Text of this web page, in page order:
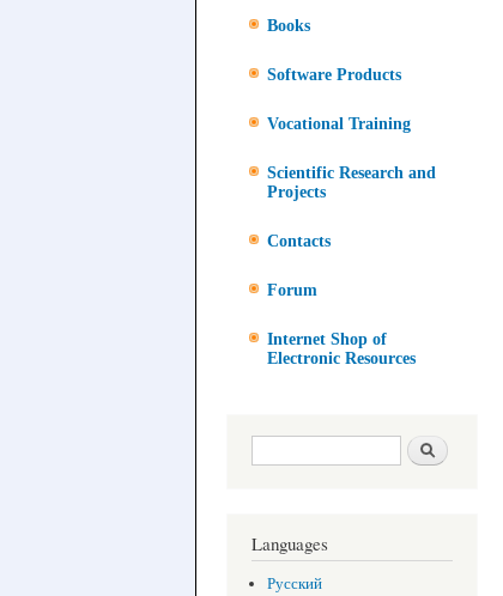
Books
Software Products
Vocational Training
Scientific Research and
Projects
Contacts
Forum
Internet Shop of
Electronic Resources
Search form Search
Languages
Русский